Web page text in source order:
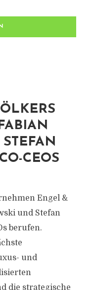
CEOS
Engel &
und Stefan
berufen.
und
die strategische